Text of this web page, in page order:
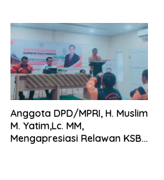
Anggota DPD/MPRI, H. Muslim
M. Yatim,Lc. MM,
Mengapresiasi Relawan KSB